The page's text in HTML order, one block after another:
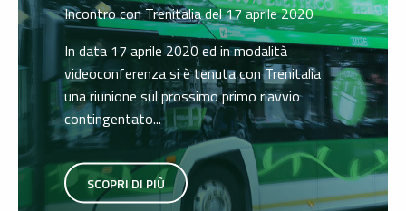
Incontro con Trenitalia del 17 aprile 2020
In data 17 aprile 2020 ed in modalità
videoconferenza si è tenuta con Trenitalia
una riunione sul prossimo primo riavvio
contingentato...
SCOPRI DI PIÙ